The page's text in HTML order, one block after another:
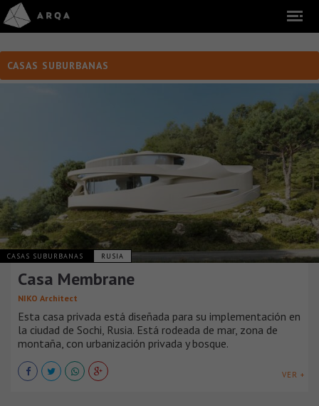
CASAS SUBURBANAS
CASAS SUBURBANAS RUSIA
Casa Membrane
NIKO Architect
Esta casa privada está diseñada para su implementación en
la ciudad de Sochi, Rusia. Está rodeada de mar, zona de
montaña, con urbanización privada y bosque.
VER +